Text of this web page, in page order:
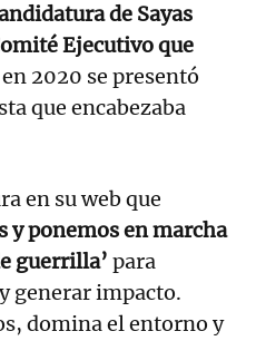
de Sayas
Ejecutivo que
2020 se presentó
que encabezaba
en su web que
y ponemos en marcha
guerrilla’ para
generar impacto.
domina el entorno y